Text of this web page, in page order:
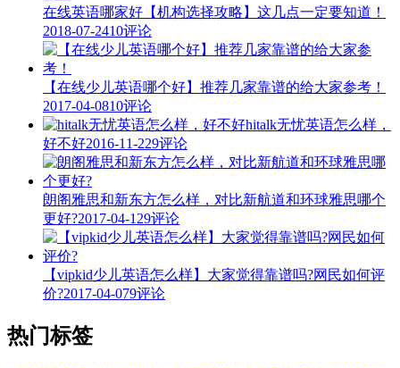
在线英语哪家好【机构选择攻略】这几点一定要知道！
2018-07-2410评论
【在线少儿英语哪个好】推荐几家靠谱的给大家参考！
2017-04-0810评论
hitalk无忧英语怎么样，
好不好2016-11-229评论
朗阁雅思和新东方怎么样，对比新航道和环球雅思哪个
更好?2017-04-129评论
【vipkid少儿英语怎么样】大家觉得靠谱吗?网民如何评
价?2017-04-079评论
热门标签